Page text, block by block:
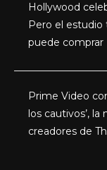
Hollywood
Pero el
puede comprar
Prime Video
los cautivos’,
creadores de